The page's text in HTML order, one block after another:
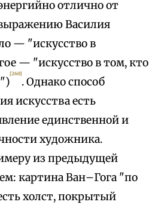
отлично от
Василия
— "искусство в
— "искусство в том, кто
[260]
. Однако способ
искусства есть
единственной и
художника.
из предыдущей
картина Ван–Гога "по
холст, покрытый